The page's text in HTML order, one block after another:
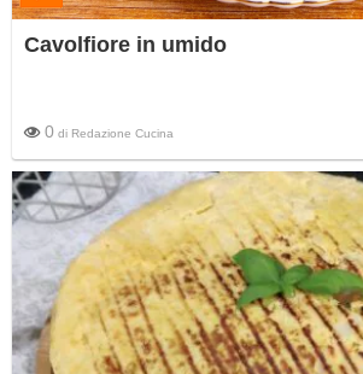
Cavolfiore in umido
0 di Redazione Cucina